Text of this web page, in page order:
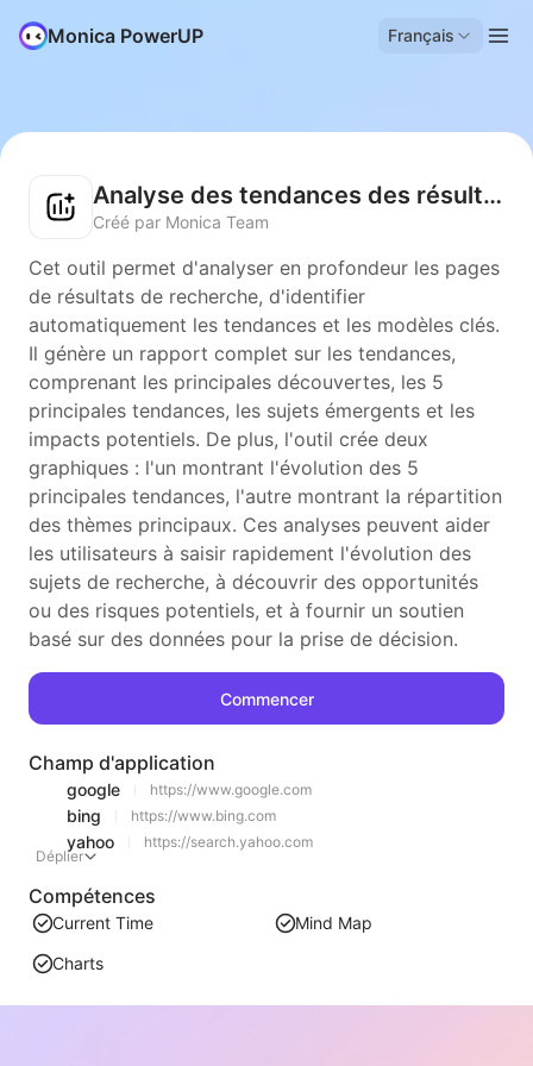
Monica PowerUP Français
Analyse des tendances des résultats de recherche
Créé par Monica Team
Cet outil permet d'analyser en profondeur les pages
de résultats de recherche, d'identifier
automatiquement les tendances et les modèles clés.
Il génère un rapport complet sur les tendances,
comprenant les principales découvertes, les 5
principales tendances, les sujets émergents et les
impacts potentiels. De plus, l'outil crée deux
graphiques : l'un montrant l'évolution des 5
principales tendances, l'autre montrant la répartition
des thèmes principaux. Ces analyses peuvent aider
les utilisateurs à saisir rapidement l'évolution des
sujets de recherche, à découvrir des opportunités
ou des risques potentiels, et à fournir un soutien
basé sur des données pour la prise de décision.
Commencer
Champ d'application
google https://www.google.com
bing https://www.bing.com
yahoo
https://search.yahoo.com
Déplier
Compétences
Current Time
Mind Map
Charts